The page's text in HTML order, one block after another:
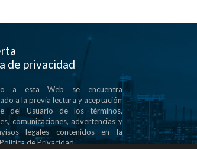
de privacidad
a esta Web se encuentra
a la previa lectura y aceptación
del Usuario de los términos,
comunicaciones, advertencias y
legales contenidos en la
de Privacidad.